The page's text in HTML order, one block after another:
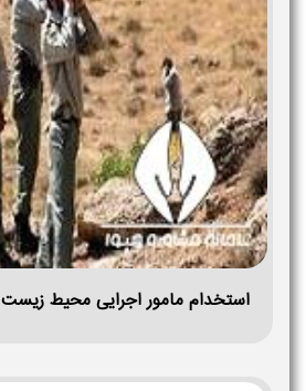
استخدام مامور اجرایی محیط زیست